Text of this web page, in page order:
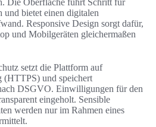
Die Oberfläche führt Schritt für
und bietet einen digitalen
Responsive Design sorgt dafür,
und Mobilgeräten gleichermaßen
setzt die Plattform auf
(HTTPS) und speichert
DSGVO. Einwilligungen für den
eingeholt. Sensible
werden nur im Rahmen eines